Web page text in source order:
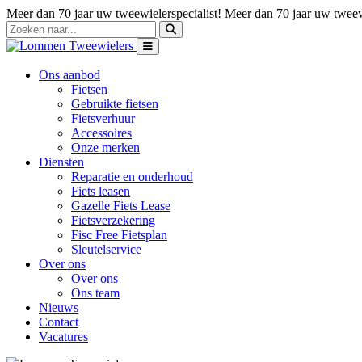
Meer dan 70 jaar uw tweewielerspecialist! Meer dan 70 jaar uw
Ons aanbod
Fietsen
Gebruikte fietsen
Fietsverhuur
Accessoires
Onze merken
Diensten
Reparatie en onderhoud
Fiets leasen
Gazelle Fiets Lease
Fietsverzekering
Fisc Free Fietsplan
Sleutelservice
Over ons
Over ons
Ons team
Nieuws
Contact
Vacatures